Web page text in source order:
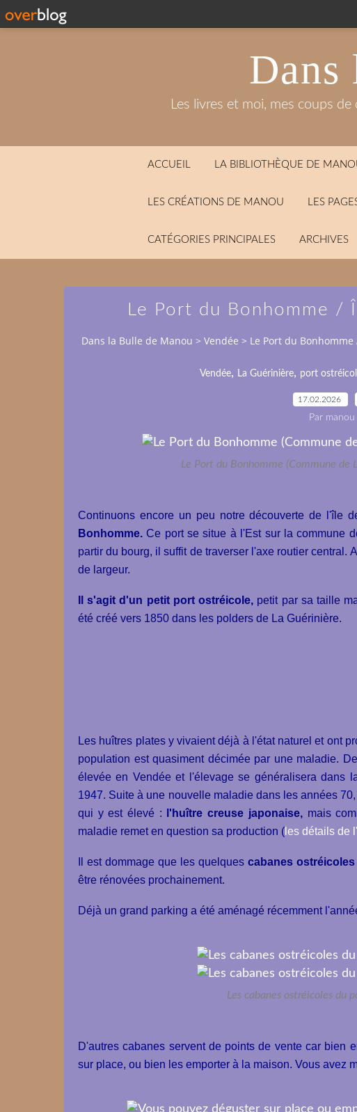
Dans
Les livres et moi, mes coups
ACCUEIL LA BIBLIOTHÈQUE DE
LES CRÉATIONS DE MANOU LES
CATÉGORIES PRINCIPALES ARCHIVES
Le Port du Bonhomme
Dans la Bulle de Manou > Vendée > Le Port du
Vendée, La Guérinière, port
17.02.2026
Par manou
Le Port du Bonhomme (Commune
Continuons encore un peu notre découverte de l'île
Bonhomme. Ce port se situe à l'Est sur la commune
partir du bourg, il suffit de traverser l'axe routier central.
de largeur.
Il s'agit d'un petit port ostréicole, petit par sa taille
été créé vers 1850 dans les polders de La Guérinière.
Les huîtres plates y vivaient déjà à l'état naturel et ont
population est quasiment décimée par une maladie.
élevée en Vendée et l'élevage se généralisera dans
1947. Suite à une nouvelle maladie dans les années
qui y est élevé :
l'huître creuse japonaise,mais
maladie remet en question sa production ( les détails de
Il est dommage que les quelquescabanes
être rénovées prochainement.
Déjà un grand parking a été aménagé récemment
Les cabanes ostréicoles du
D'autres cabanes servent de points de vente car bien
sur place, ou bien les emporter à la maison. Vous avez